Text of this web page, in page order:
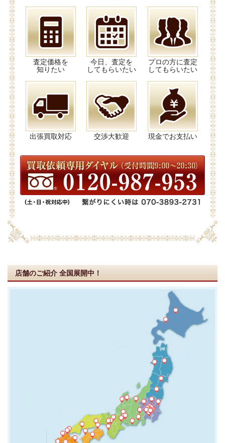
査定価格を
知りたい
今日、査定を
してもらいたい
プロの方に査定
してもらいたい
出張買取対応 交渉大歓迎 現金でお支払い
店舗のご紹介 全国展開中！